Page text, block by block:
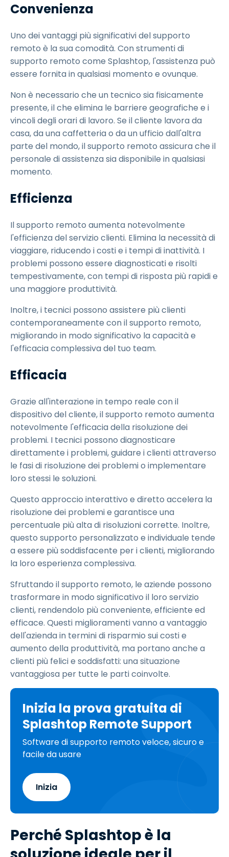
Convenienza
Uno dei vantaggi più significativi del supporto
remoto è la sua comodità. Con strumenti di
supporto remoto come Splashtop, l'assistenza può
essere fornita in qualsiasi momento e ovunque.
Non è necessario che un tecnico sia fisicamente
presente, il che elimina le barriere geografiche e i
vincoli degli orari di lavoro. Se il cliente lavora da
casa, da una caffetteria o da un ufficio dall'altra
parte del mondo, il supporto remoto assicura che il
personale di assistenza sia disponibile in qualsiasi
momento.
Efficienza
Il supporto remoto aumenta notevolmente
l'efficienza del servizio clienti. Elimina la necessità di
viaggiare, riducendo i costi e i tempi di inattività. I
problemi possono essere diagnosticati e risolti
tempestivamente, con tempi di risposta più rapidi e
una maggiore produttività.
Inoltre, i tecnici possono assistere più clienti
contemporaneamente con il supporto remoto,
migliorando in modo significativo la capacità e
l'efficacia complessiva del tuo team.
Efficacia
Grazie all'interazione in tempo reale con il
dispositivo del cliente, il supporto remoto aumenta
notevolmente l'efficacia della risoluzione dei
problemi. I tecnici possono diagnosticare
direttamente i problemi, guidare i clienti attraverso
le fasi di risoluzione dei problemi o implementare
loro stessi le soluzioni.
Questo approccio interattivo e diretto accelera la
risoluzione dei problemi e garantisce una
percentuale più alta di risoluzioni corrette. Inoltre,
questo supporto personalizzato e individuale tende
a essere più soddisfacente per i clienti, migliorando
la loro esperienza complessiva.
Sfruttando il supporto remoto, le aziende possono
trasformare in modo significativo il loro servizio
clienti, rendendolo più conveniente, efficiente ed
efficace. Questi miglioramenti vanno a vantaggio
dell'azienda in termini di risparmio sui costi e
aumento della produttività, ma portano anche a
clienti più felici e soddisfatti: una situazione
vantaggiosa per tutte le parti coinvolte.
Inizia la prova gratuita di
Splashtop Remote Support
Software di supporto remoto veloce, sicuro e
facile da usare
Inizia
Perché Splashtop è la